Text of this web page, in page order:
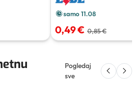
samo 11.08
0,49 € 0,85 €
Pogledaj
sve